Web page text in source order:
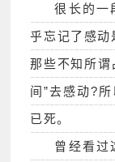
很长的一
乎忘记了感动
那些不知所谓
间”去感动?
已死。
曾经看过